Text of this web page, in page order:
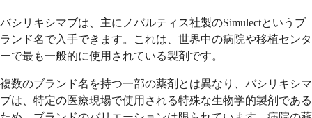
バシリキシマブは、主にノバルティス社製のSimulectというブ
ランド名で入手できます。これは、世界中の病院や移植センタ
ーで最も一般的に使用されている製剤です。
複数のブランド名を持つ一部の薬剤とは異なり、バシリキシマ
ブは、特定の医療現場で使用される特殊な生物学的製剤である